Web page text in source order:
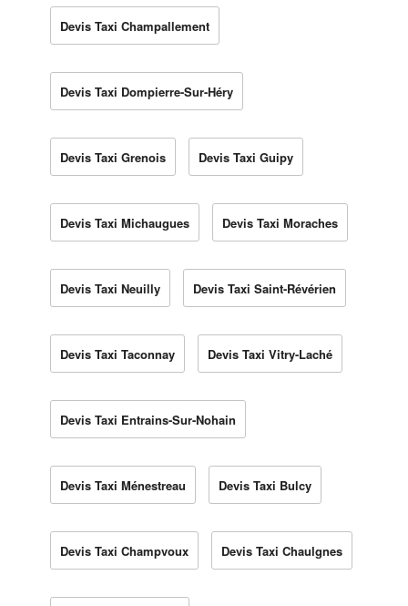
Devis Taxi Champallement
Devis Taxi Dompierre-Sur-Héry
Devis Taxi Grenois Devis Taxi Guipy
Devis Taxi Michaugues Devis Taxi Moraches
Devis Taxi Neuilly Devis Taxi Saint-Révérien
Devis Taxi Taconnay Devis Taxi Vitry-Laché
Devis Taxi Entrains-Sur-Nohain
Devis Taxi Ménestreau Devis Taxi Bulcy
Devis Taxi Champvoux Devis Taxi Chaulgnes